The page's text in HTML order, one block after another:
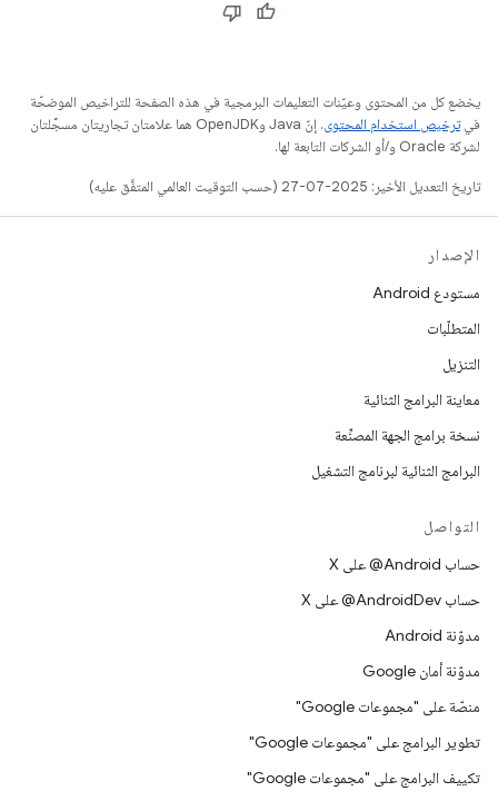
يخضع كل من المحتوى وعيّنات التعليمات البرمجية في هذه الصفحة للتراخيص الموضحّة
فيترخيص استخدام المحتوى
. إنّ Java وOpenJDK هما علامتان تجاريتان مسجَّلتان
لشركة Oracle و/أو الشركات التابعة لها.
تاريخ التعديل الأخير: 2025-07-27 (حسب التوقيت العالمي المتفَّق عليه)
الإصدار
مستودع Android
المتطلّبات
التنزيل
معاينة البرامج الثنائية
نسخة برامج الجهة المصنِّعة
البرامج الثنائية لبرنامج التشغيل
التواصل
حساب ‎@Android على X
حساب ‎@AndroidDev على X
مدوّنة Android
مدوّنة أمان Google
منصّة على "مجموعات Google"
تطوير البرامج على "مجموعات Google"
تكييف البرامج على "مجموعات Google"